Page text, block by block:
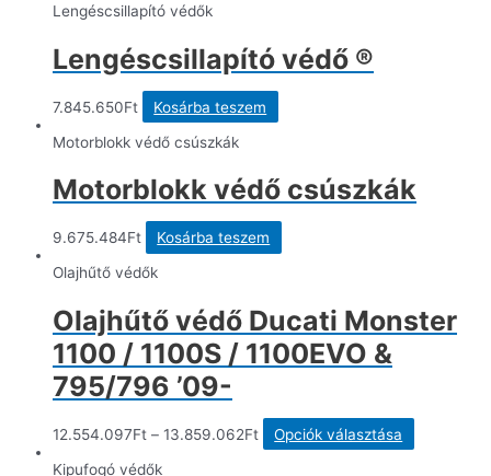
Lengéscsillapító védők
Lengéscsillapító védő ®
7.845.650Ft
Kosárba teszem
Motorblokk védő csúszkák
Motorblokk védő csúszkák
9.675.484Ft Kosárba teszem
Olajhűtő védők
Olajhűtő védő Ducati Monster
1100 / 1100S / 1100EVO &
795/796 ’09-
12.554.097Ft – 13.859.062Ft Opciók választása
a
Kipufogó védők